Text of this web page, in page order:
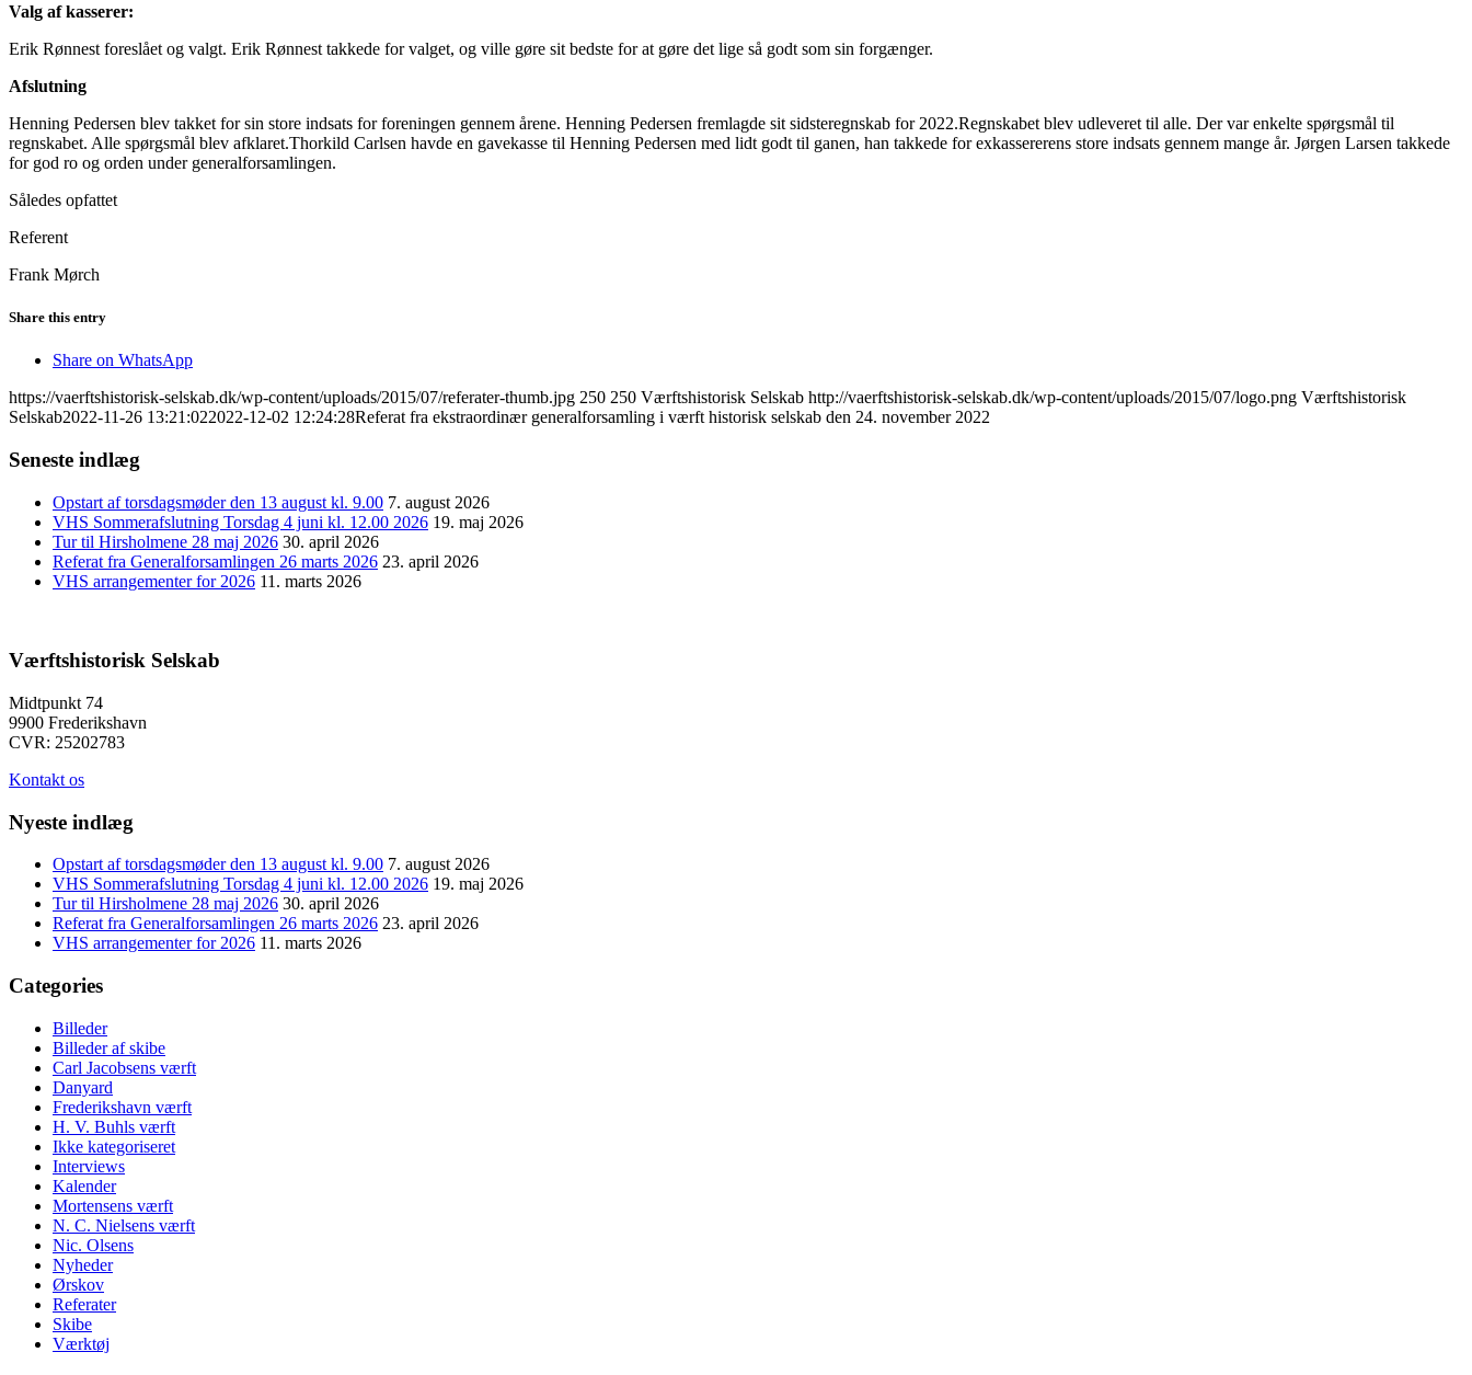
Valg af kasserer:
Erik Rønnest foreslået og valgt. Erik Rønnest takkede for valget, og ville gøre sit bedste for at gøre det lige så godt som sin forgænger.
Afslutning
Henning Pedersen blev takket for sin store indsats for foreningen gennem årene. Henning Pedersen fremlagde sit sidsteregnskab for 2022.Regnskabet blev udleveret til alle. Der var enkelte spørgsmål til
regnskabet. Alle spørgsmål blev afklaret.Thorkild Carlsen havde en gavekasse til Henning Pedersen med lidt godt til ganen, han takkede for exkassererens store indsats gennem mange år. Jørgen Larsen takkede
for god ro og orden under generalforsamlingen.
Således opfattet
Referent
Frank Mørch
Share this entry
Share on WhatsApp
https://vaerftshistorisk-selskab.dk/wp-content/uploads/2015/07/referater-thumb.jpg 250 250 Værftshistorisk Selskab http://vaerftshistorisk-selskab.dk/wp-content/uploads/2015/07/logo.png Værftshistorisk
Selskab2022-11-26 13:21:022022-12-02 12:24:28Referat fra ekstraordinær generalforsamling i værft historisk selskab den 24. november 2022
Seneste indlæg
Opstart af torsdagsmøder den 13 august kl. 9.00 7. august 2026
VHS Sommerafslutning Torsdag 4 juni kl. 12.00 2026 19. maj 2026
Tur til Hirsholmene 28 maj 2026 30. april 2026
Referat fra Generalforsamlingen 26 marts 2026 23. april 2026
VHS arrangementer for 2026 11. marts 2026
Værftshistorisk Selskab
Midtpunkt 74
9900 Frederikshavn
CVR: 25202783
Kontakt os
Nyeste indlæg
Opstart af torsdagsmøder den 13 august kl. 9.00 7. august 2026
VHS Sommerafslutning Torsdag 4 juni kl. 12.00 2026 19. maj 2026
Tur til Hirsholmene 28 maj 2026 30. april 2026
Referat fra Generalforsamlingen 26 marts 2026 23. april 2026
VHS arrangementer for 2026 11. marts 2026
Categories
Billeder
Billeder af skibe
Carl Jacobsens værft
Danyard
Frederikshavn værft
H. V. Buhls værft
Ikke kategoriseret
Interviews
Kalender
Mortensens værft
N. C. Nielsens værft
Nic. Olsens
Nyheder
Ørskov
Referater
Skibe
Værktøj